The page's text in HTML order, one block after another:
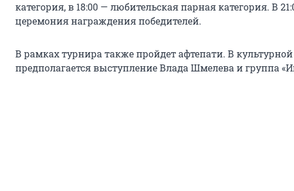
категория, в 18:00 — любительская парная категория. В
церемония награждения победителей.
В рамках турнира также пройдет афтепати. В
предполагается выступление Влада Шмелева и группа